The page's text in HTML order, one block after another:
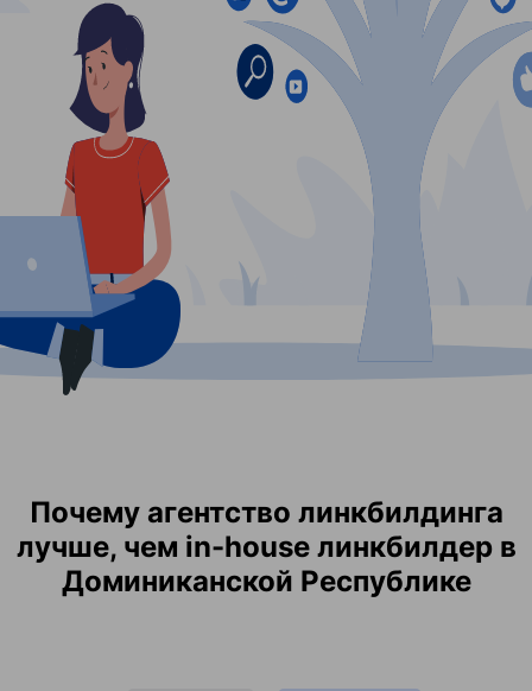
Почему агентство линкбилдинга
лучше, чем in-house линкбилдер в
Доминиканской Республике